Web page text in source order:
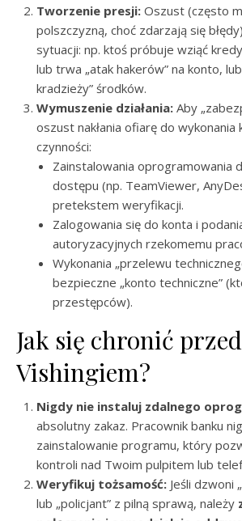
Tworzenie presji: Oszust (często
polszczyzną, choć zdarzają się
sytuacji: np. ktoś próbuje wziąć
lub trwa „atak hakerów” na konto,
kradzieży” środków.
Wymuszenie działania: Aby
oszust nakłania ofiarę do wykonania
czynności:
Zainstalowania oprogramowania
dostępu (np. TeamViewer,
pretekstem weryfikacji.
Zalogowania się do konta i
autoryzacyjnych rzekomemu
Wykonania „przelewu
bezpieczne „konto techniczne”
przestępców).
Jak się chronić przed
Vishingiem?
Nigdy nie instaluj zdalnego
absolutny zakaz. Pracownik banku
zainstalowanie programu, który
kontroli nad Twoim pulpitem lub
Weryfikuj tożsamość: Jeśli dzwoni
lub „policjant” z pilną sprawą, należy